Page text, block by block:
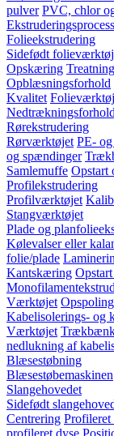
pulver PVC, chlor
Folieekstrudering
Sidefødt folieværktøj
Opskæring Treatning
Opblæsningsforhold
Kvalitet
Nedtrækningsforhold
Rørekstrudering
Rørværktøjet PE-
og spændinger
Samlemuffe Opstart
Profilekstrudering
Profilværktøjet
Stangværktøjet
Plade og
Kølevalser eller
folie/plade
Kantskæring
Værktøjet Opspoling
Kabelisolerings- og
Værktøjet
nedlukning af
Blæsestøbning
Blæsestøbemaskinen
Slangehovedet
Sidefødt
Centrering Profileret
profileret dyse